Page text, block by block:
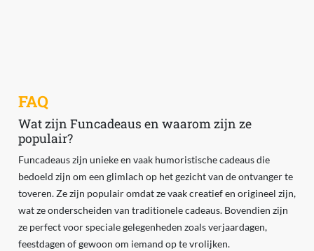
FAQ
Wat zijn Funcadeaus en waarom zijn ze
populair?
Funcadeaus zijn unieke en vaak humoristische cadeaus die
bedoeld zijn om een glimlach op het gezicht van de ontvanger te
toveren. Ze zijn populair omdat ze vaak creatief en origineel zijn,
wat ze onderscheiden van traditionele cadeaus. Bovendien zijn
ze perfect voor speciale gelegenheden zoals verjaardagen,
feestdagen of gewoon om iemand op te vrolijken.